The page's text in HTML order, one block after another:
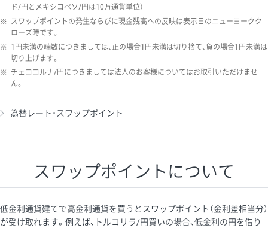
ド/円とメキシコペソ/円は10万通貨単位）
※ スワップポイントの発生ならびに現金残高への反映は表示日のニューヨークク
ローズ時です。
※ 1円未満の端数につきましては、正の場合1円未満は切り捨て、負の場合1円未満は
切り上げます。
※ チェココルナ/円につきましては法人のお客様についてはお取引いただけませ
ん。
為替レート・スワップポイント
スワップポイントについて
低金利通貨建てで高金利通貨を買うとスワップポイント（金利差相当分）
が受け取れます。例えば、トルコリラ/円買いの場合、低金利の円を借り